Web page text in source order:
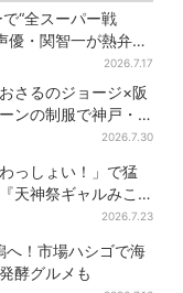
“全スーパー戦
優・関智一が熱弁
阪に全戦力が集中し
す」
2026.7.17
さるのジョージ×阪
ンの制服で神戸・
2026.7.30
っしょい！」で猛
天神祭ギャルみこ
2026.7.23
へ！市場ハシゴで海
酵グルメも